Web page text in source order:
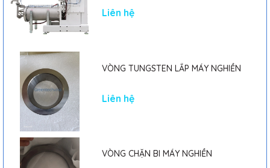
Liên hệ
VÒNG TUNGSTEN LẮP MÁY NGHIỀN
Liên hệ
VÒNG CHẶN BI MÁY NGHIỀN